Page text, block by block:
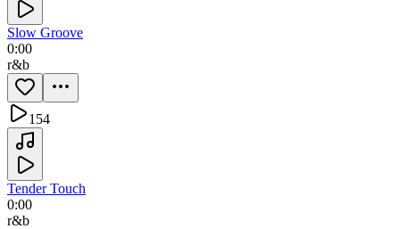
Slow Groove
0:00
r&b
154
Tender Touch
0:00
r&b